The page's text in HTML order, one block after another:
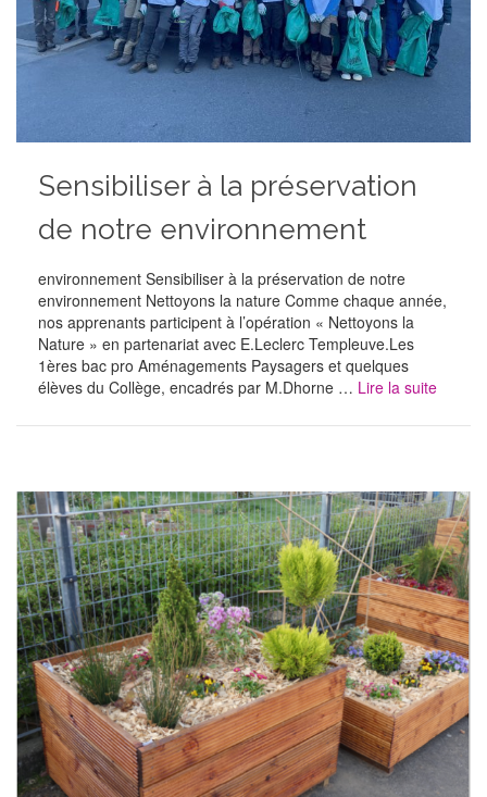
Sensibiliser à la préservation
de notre environnement
environnement Sensibiliser à la préservation de notre
environnement Nettoyons la nature Comme chaque année,
nos apprenants participent à l’opération « Nettoyons la
Nature » en partenariat avec E.Leclerc Templeuve.Les
1ères bac pro Aménagements Paysagers et quelques
élèves du Collège, encadrés par M.Dhorne … Lire la suite